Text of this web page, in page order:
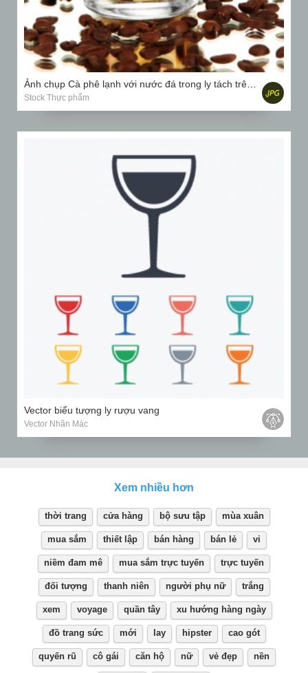
Stock Thực phẩm
Vector biểu tượng ly rượu vang
Vector Nhãn Mác
Xem nhiều hơn
thời trang cửa hàng bộ sưu tập mùa xuân
mua sắm thiết lập bán hàng bán lẻ vi
niềm đam mê mua sắm trực tuyến trực tuyến
đối tượng thanh niên người phụ nữ trắng
xem voyage quần tây xu hướng hàng ngày
đồ trang sức mới lay hipster cao gót
quyến rũ cô gái căn hộ nữ vẻ đẹp nền